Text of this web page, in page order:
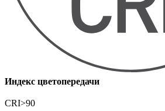
Индекс цветопередачи
CRI>90